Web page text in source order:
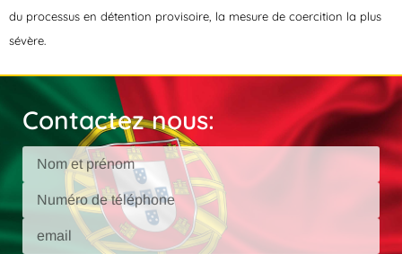
du processus en détention provisoire, la mesure de coercition la plus
sévère.
Contactez nous: